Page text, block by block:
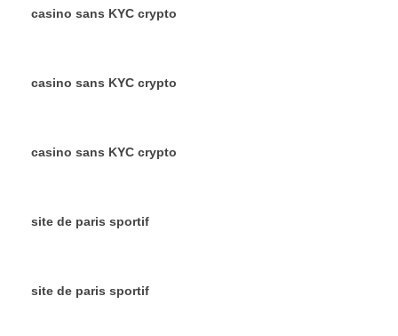
casino sans KYC crypto
casino sans KYC crypto
casino sans KYC crypto
site de paris sportif
site de paris sportif